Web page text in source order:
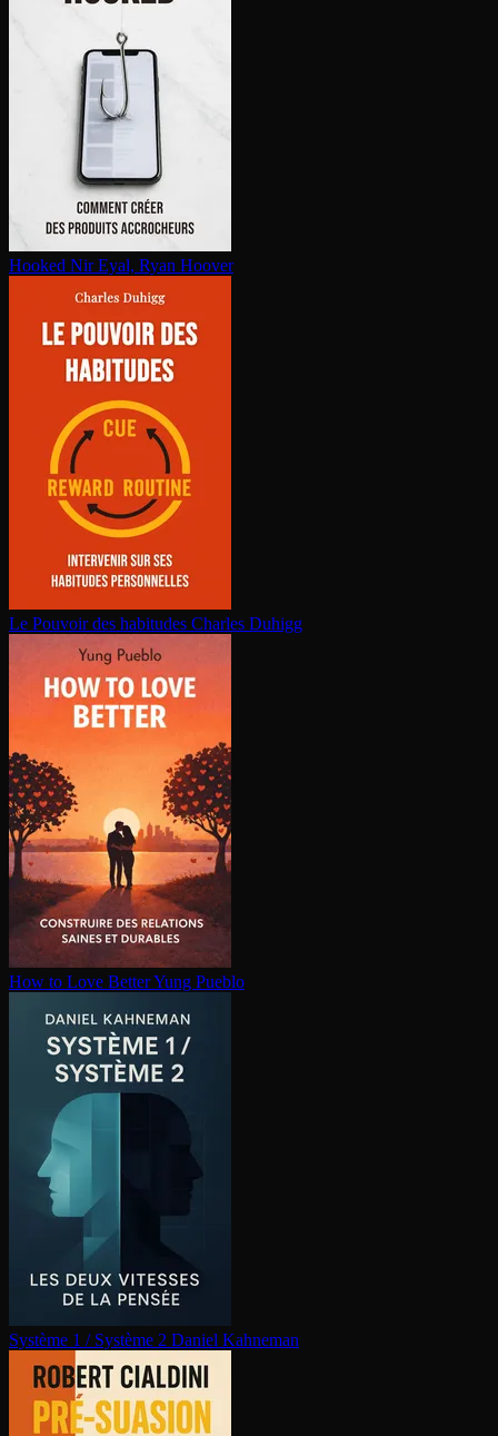
Hooked Nir Eyal, Ryan Hoover
Le Pouvoir des habitudes Charles Duhigg
How to Love BetterYung Pueblo
Système 1 / Système 2 Daniel Kahneman